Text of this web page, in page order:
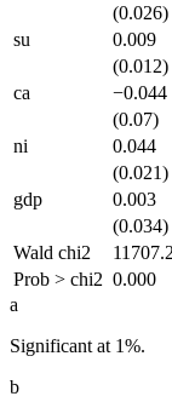
(0.026)
su
0.009
(0.012)
ca
−0.044
(0.07)
ni
0.044
(0.021)
gdp
0.003
(0.034)
Wald chi2
Prob > chi2 0.000
a
Significant at 1%.
b